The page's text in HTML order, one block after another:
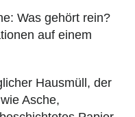
Was gehört rein?
auf einem